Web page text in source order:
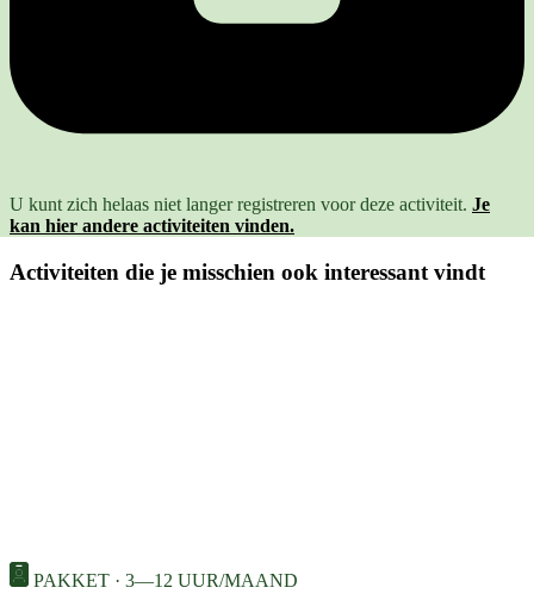
U kunt zich helaas niet langer registreren voor deze activiteit. Je
kan hier andere activiteiten vinden.
Activiteiten die je misschien ook interessant vindt
PAKKET · 3—12 UUR/MAAND